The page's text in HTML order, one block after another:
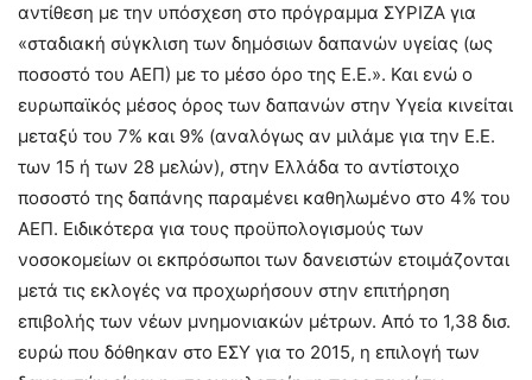
αντίθεση με την υπόσχεση στο πρόγραμμα ΣΥΡΙΖΑ για
«σταδιακή σύγκλιση των δημόσιων δαπανών υγείας (ως
ποσοστό του ΑΕΠ) με το μέσο όρο της Ε.Ε.». Και ενώ ο
ευρωπαϊκός μέσος όρος των δαπανών στην Υγεία κινείται
μεταξύ του 7% και 9% (αναλόγως αν μιλάμε για την Ε.Ε.
των 15 ή των 28 μελών), στην Ελλάδα το αντίστοιχο
ποσοστό της δαπάνης παραμένει καθηλωμένο στο 4% του
ΑΕΠ. Ειδικότερα για τους προϋπολογισμούς των
νοσοκομείων οι εκπρόσωποι των δανειστών ετοιμάζονται
μετά τις εκλογές να προχωρήσουν στην επιτήρηση
επιβολής των νέων μνημονιακών μέτρων. Από το 1,38 δισ.
ευρώ που δόθηκαν στο ΕΣΥ για το 2015, η επιλογή των